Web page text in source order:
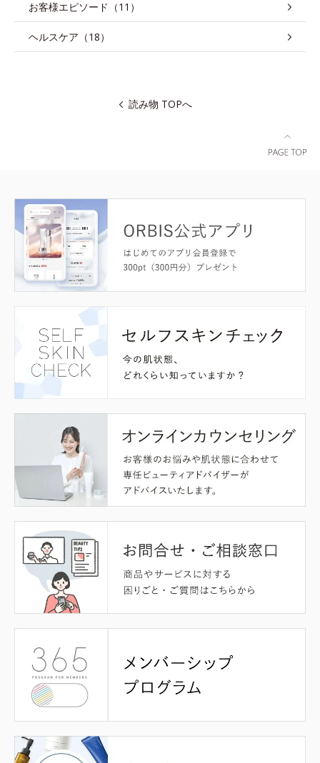
お客様エピソード（11）
ヘルスケア（18）
読み物 TOPへ